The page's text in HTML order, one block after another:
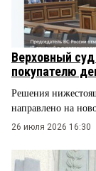
Верховный
покупателю
Решения
направлено на
26 июля 2026 16:30